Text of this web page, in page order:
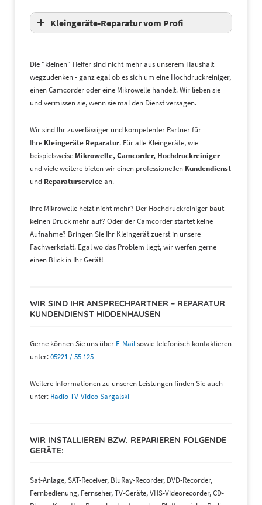
Kleingeräte-Reparatur vom Profi
Die "kleinen" Helfer sind nicht mehr aus unserem Haushalt
wegzudenken - ganz egal ob es sich um eine Hochdruckreiniger,
einen Camcorder oder eine Mikrowelle handelt. Wir lieben sie
und vermissen sie, wenn sie mal den Dienst versagen.
Wir sind Ihr zuverlässiger und kompetenter Partner für
Ihre Kleingeräte Reparatur. Für alle Kleingeräte, wie
beispielsweise Mikrowelle, Camcorder, Hochdruckreiniger
und viele weitere bieten wir einen professionellen Kundendienst
und Reparaturservicean.
Ihre Mikrowelle heizt nicht mehr? Der Hochdruckreiniger baut
keinen Druck mehr auf? Oder der Camcorder startet keine
Aufnahme? Bringen Sie Ihr Kleingerät zuerst in unsere
Fachwerkstatt. Egal wo das Problem liegt, wir werfen gerne
einen Blick in Ihr Gerät!
WIR SIND IHR ANSPRECHPARTNER – REPARATUR
KUNDENDIENST HIDDENHAUSEN
Gerne können Sie uns über E-Mailsowie telefonisch kontaktieren
unter:05221 / 55 125
Weitere Informationen zu unseren Leistungen finden Sie auch
unter: Radio-TV-Video Sargalski
WIR INSTALLIEREN BZW. REPARIEREN FOLGENDE
GERÄTE:
Sat-Anlage, SAT-Receiver, BluRay-Recorder, DVD-Recorder,
Fernbedienung, Fernseher, TV-Geräte, VHS-Videorecorder, CD-